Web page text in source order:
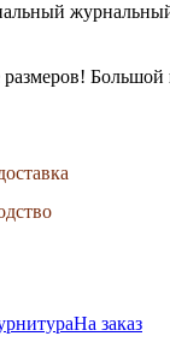
Большой
На заказ